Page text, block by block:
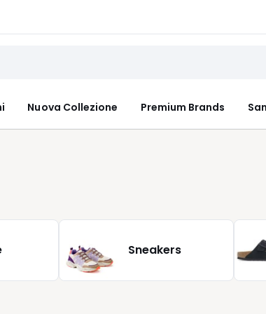
Nuova Collezione Premium Brands
Sneakers